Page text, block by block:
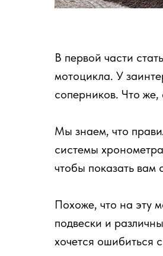
В первой части
мотоцикла. У
соперников. Что
Мы знаем, что
системы
чтобы показать вам
Похоже, что на эту
подвески и
хочется ошибиться